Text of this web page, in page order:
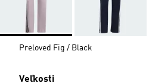
Preloved Fig / Black
Veľkosti